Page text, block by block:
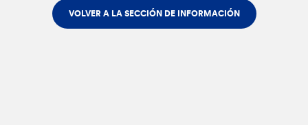
VOLVER A LA SECCIÓN DE INFORMACIÓN